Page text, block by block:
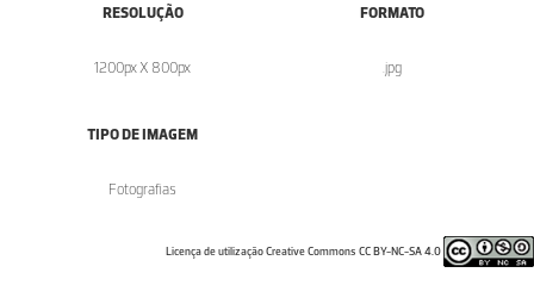
RESOLUÇÃO
1200px X 800px
FORMATO
.jpg
TIPO DE IMAGEM
Fotografias
Licença de utilização Creative Commons CC BY-NC-SA 4.0